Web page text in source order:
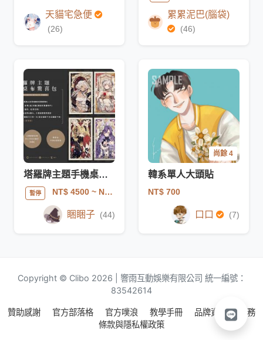
天貓宅急便
(26)
累累泥巴(腦袋)
(46)
塔羅牌主題手機桌布驚喜包(不定時開放)
暫停 NT$ 4500~ NT$ 10000
睏睏子 (44)
尚餘 4
韓系單人大頭貼
NT$ 700
口口 (7)
Copyright © Clibo 2026 | 響雨互動娛樂有限公司 統一編號：
83542614
贊助感謝 官方部落格 官方噗浪 教學手冊 品牌資源
服務
條款與隱私權政策